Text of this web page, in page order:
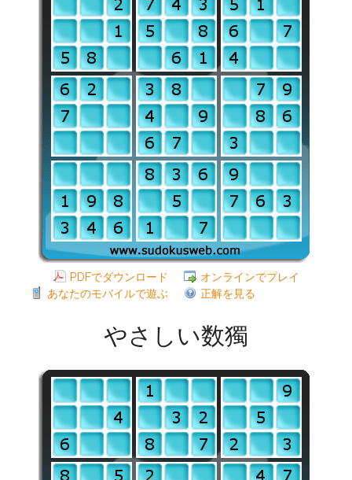
PDFでダウンロード
オンラインでプレイ
あなたのモバイルで遊ぶ
正解を見る
やさしい数獨